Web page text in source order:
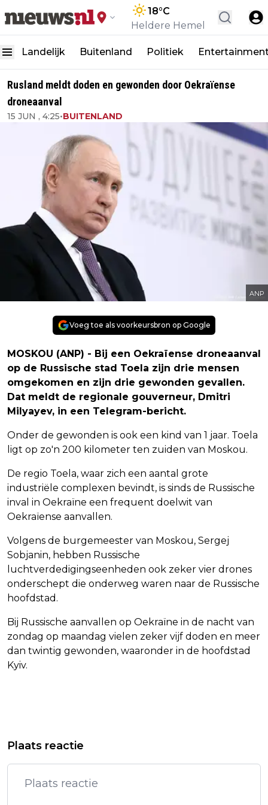
18°C
Heldere Hemel
Landelijk Buitenland Politiek
Rusland meldt doden en gewonden door Oekraïense
droneaanval
15 JUN , 4:25•BUITENLAND
ANP
Voeg toe als voorkeursbron op Google
MOSKOU (ANP) - Bij een Oekraïense droneaanval
op de Russische stad Toela zijn drie mensen
omgekomen en zijn drie gewonden gevallen.
Dat meldt de regionale gouverneur, Dmitri
Milyayev, in een Telegram-bericht.
Onder de gewonden is ook een kind van 1 jaar. Toela
ligt op zo'n 200 kilometer ten zuiden van Moskou.
De regio Toela, waar zich een aantal grote
industriële complexen bevindt, is sinds de Russische
inval in Oekraïne een frequent doelwit van
Oekraïense aanvallen.
Volgens de burgemeester van Moskou, Sergej
Sobjanin, hebben Russische
luchtverdedigingseenheden ook zeker vier drones
onderschept die onderweg waren naar de Russische
hoofdstad.
Bij Russische aanvallen op Oekraïne in de nacht van
zondag op maandag vielen zeker vijf doden en meer
dan twintig gewonden, waaronder in de hoofdstad
Kyiv.
VOETBAL MET OVERWINNING OP
BOEGBEELD VAN 'DWAZE MOEDERS' IN
ARGENTINIË OVERLEDEN
Plaats reactie